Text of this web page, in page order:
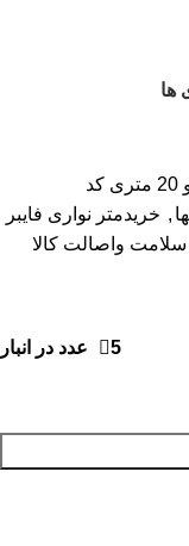
ها
ارزاترین متر نواری فایبر گلاس کانتو 20 متری کد
, خریدمتر نواری فایبر
واصالت کالا
5 عدد در انبار